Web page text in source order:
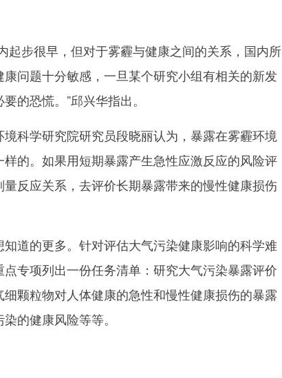
步很早，但对于雾霾与健康之间的关系，国内所
问题十分敏感，一旦某个研究小组有相关的新发
的恐慌。”邱兴华指出。
科学研究院研究员段晓丽认为，暴露在雾霾环境
的。如果用短期暴露产生急性应激反应的风险评
反应关系，去评价长期暴露带来的慢性健康损伤
道的更多。针对评估大气污染健康影响的科学难
专项列出一份任务清单：研究大气污染暴露评价
颗粒物对人体健康的急性和慢性健康损伤的暴露
的健康风险等等。